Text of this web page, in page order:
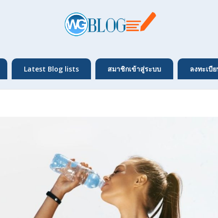
Latest Blog lists สมาชิกเข้าสู่ระบบ ลงทะเบี